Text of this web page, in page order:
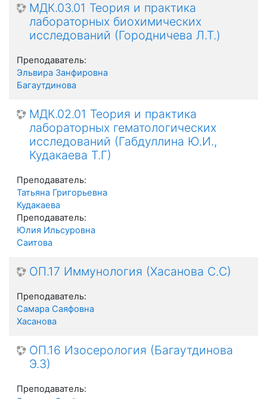
МДК.03.01 Теория и практика
лабораторных биохимических
исследований (Городничева Л.Т.)
Преподаватель:
Эльвира Занфировна
Багаутдинова
МДК.02.01 Теория и практика
лабораторных гематологических
исследований (Габдуллина Ю.И.,
Кудакаева Т.Г)
Преподаватель:
Татьяна Григорьевна
Кудакаева
Преподаватель:
Юлия Ильсуровна
Саитова
ОП.17 Иммунология (Хасанова С.С)
Преподаватель:
Самара Саяфовна
Хасанова
ОП.16 Изосерология (Багаутдинова
Э.З)
Преподаватель: